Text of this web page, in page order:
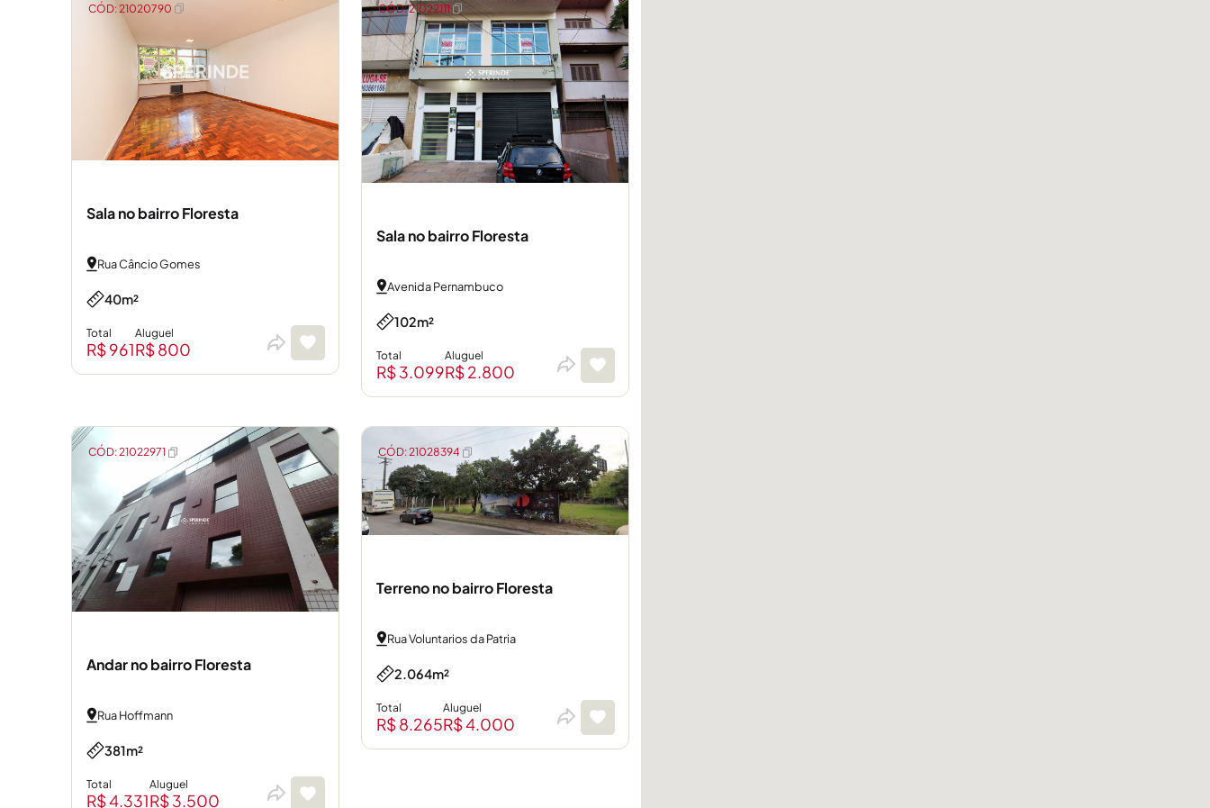
Sala no bairro Floresta
Rua Câncio Gomes
40m²
Total
R$ 961
Aluguel
R$ 800
CÓD: 21020790
Sala no bairro Floresta
Avenida Pernambuco
102m²
Total
R$ 3.099
Aluguel
R$ 2.800
CÓD: 21022111
Andar no bairro Floresta
Rua Hoffmann
381m²
Total
R$ 4.331
Aluguel
R$ 3.500
CÓD: 21022971
Terreno no bairro Floresta
Rua Voluntarios da Patria
2.064m²
Total
R$ 8.265
Aluguel
R$ 4.000
CÓD: 21028394